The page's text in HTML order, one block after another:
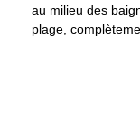
au milieu des
plage,